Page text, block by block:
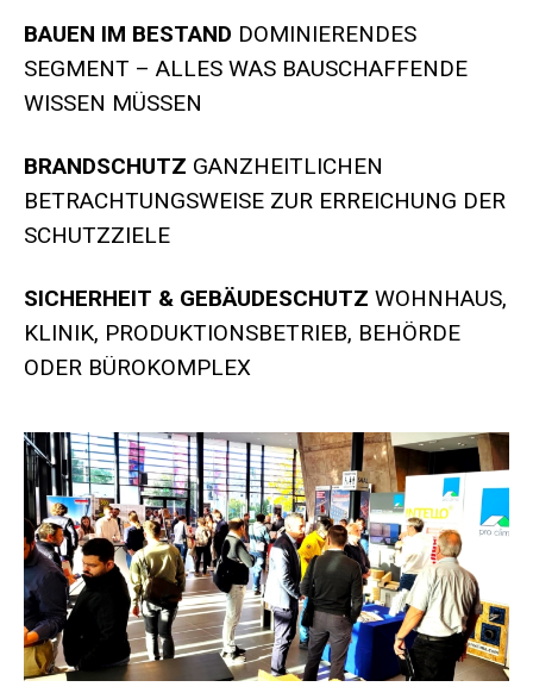
BAUEN IM BESTAND DOMINIERENDES
SEGMENT – ALLES WAS BAUSCHAFFENDE
WISSEN MÜSSEN
BRANDSCHUTZ GANZHEITLICHEN
BETRACHTUNGSWEISE ZUR ERREICHUNG DER
SCHUTZZIELE
SICHERHEIT & GEBÄUDESCHUTZ WOHNHAUS,
KLINIK, PRODUKTIONSBETRIEB, BEHÖRDE
ODER BÜROKOMPLEX